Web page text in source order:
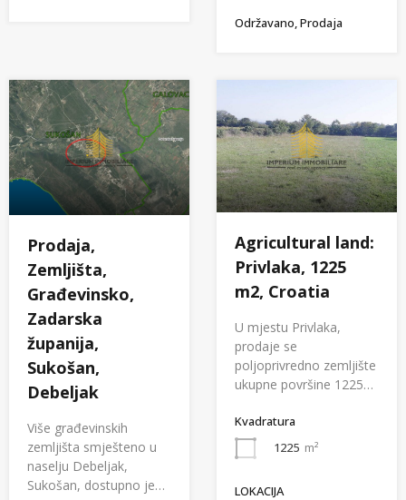
Održavano, Prodaja
Prodaja,
Zemljišta,
Građevinsko,
Zadarska
županija,
Sukošan,
Debeljak
Više građevinskih
zemljišta smješteno u
naselju Debeljak,
Sukošan, dostupno je…
Agricultural land:
Privlaka, 1225
m2, Croatia
U mjestu Privlaka,
prodaje se
poljoprivredno zemljište
ukupne površine 1225…
Kvadratura
1225 m²
LOKACIJA